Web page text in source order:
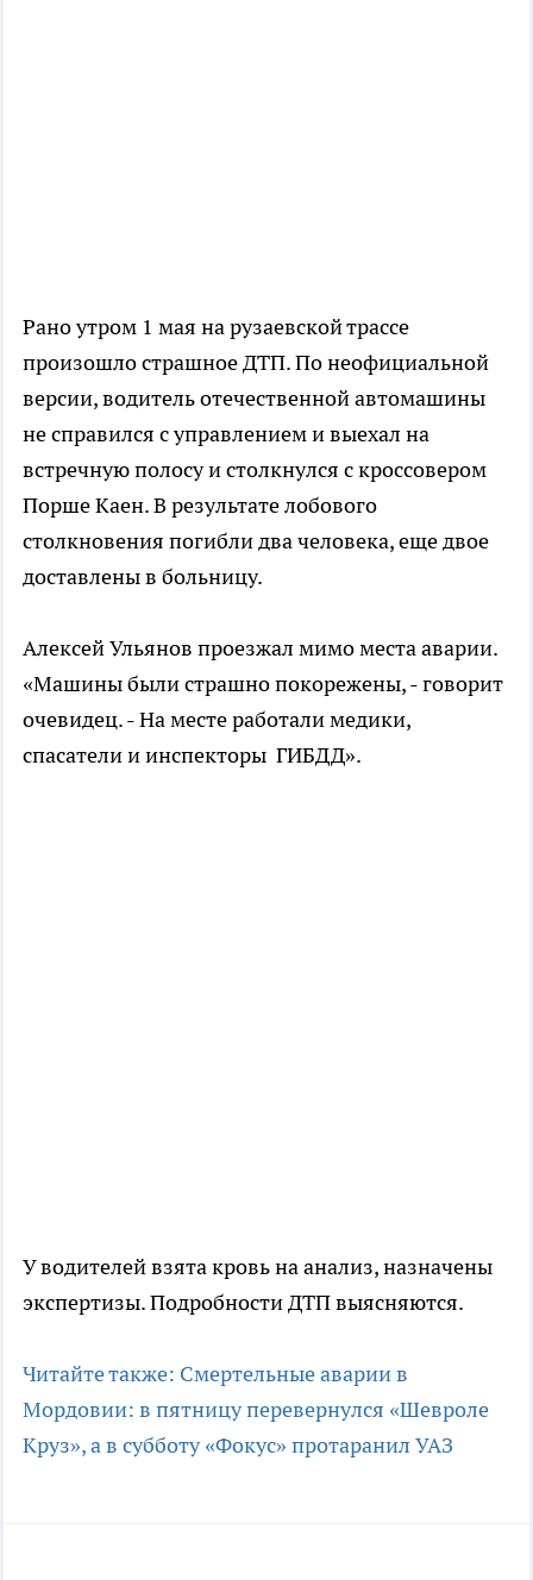
Рано утром 1 мая на рузаевской трассе
произошло страшное ДТП. По неофициальной
версии, водитель отечественной автомашины
не справился с управлением и выехал на
встречную полосу и столкнулся с кроссовером
Порше Каен. В результате лобового
столкновения погибли два человека, еще двое
доставлены в больницу.
Алексей Ульянов проезжал мимо места аварии.
«Машины были страшно покорежены, - говорит
очевидец. - На месте работали медики,
спасатели и инспекторы ГИБДД».
У водителей взята кровь на анализ, назначены
экспертизы. Подробности ДТП выясняются.
Читайте также: Смертельные аварии в
Мордовии: в пятницу перевернулся «Шевроле
Круз», а в субботу «Фокус» протаранил УАЗ